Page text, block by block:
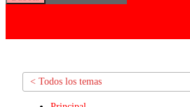
< Todos los temas